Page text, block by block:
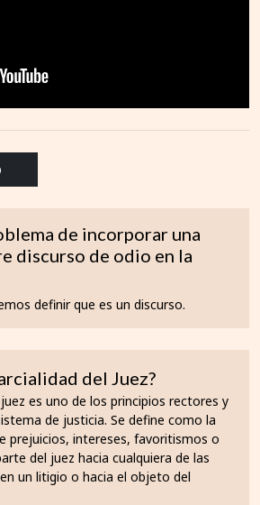
de incorporar una
discurso de odio en la
definir que es un discurso.
del Juez?
es uno de los principios rectores y
de justicia. Se define como la
prejuicios, intereses, favoritismos o
del juez hacia cualquiera de las
un litigio o hacia el objeto del